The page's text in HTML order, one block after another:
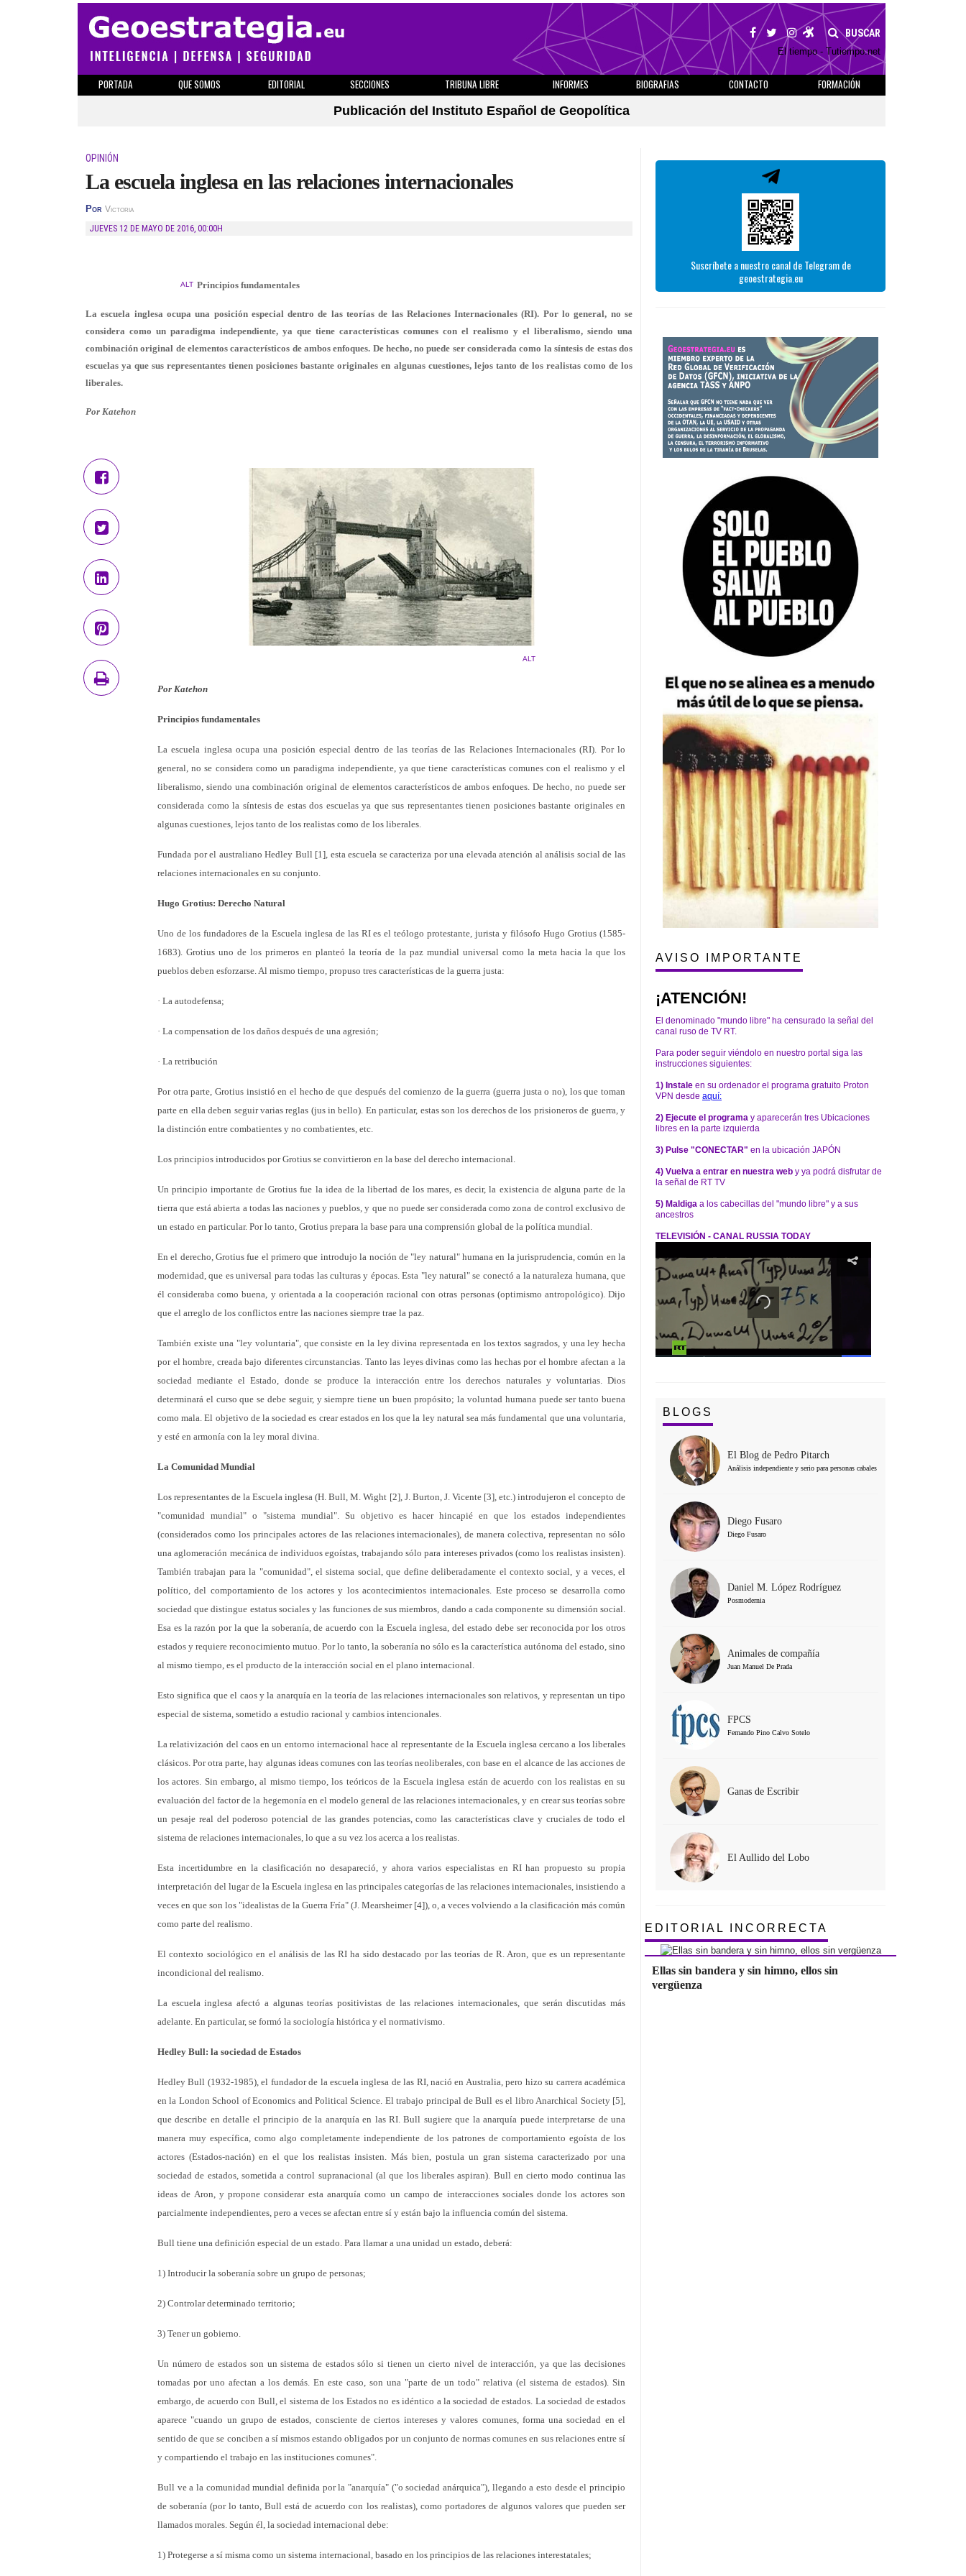
BUSCAR
El tiempo - Tutiempo.net
PORTADA QUE SOMOS EDITORIAL SECCIONES TRIBUNA LIBRE INFORMES BIOGRAFIAS CONTACTO
FORMACIÓN
Publicación del Instituto Español de Geopolítica
OPINIÓN
La escuela inglesa en las relaciones internacionales
Por Victoria
JUEVES 12 DE MAYO DE 2016, 00:00H
ALT Principios fundamentales
La escuela inglesa ocupa una posición especial dentro de las teorías de las Relaciones Internacionales (RI). Por lo general, no se
considera como un paradigma independiente, ya que tiene características comunes con el realismo y el liberalismo, siendo una
combinación original de elementos característicos de ambos enfoques. De hecho, no puede ser considerada como la síntesis de estas dos
escuelas ya que sus representantes tienen posiciones bastante originales en algunas cuestiones, lejos tanto de los realistas como de los
liberales.
Por Katehon
ALT
Por Katehon
Principios fundamentales
La escuela inglesa ocupa una posición especial dentro de las teorías de las Relaciones Internacionales (RI). Por lo
general, no se considera como un paradigma independiente, ya que tiene características comunes con el realismo y el
liberalismo, siendo una combinación original de elementos característicos de ambos enfoques. De hecho, no puede ser
considerada como la síntesis de estas dos escuelas ya que sus representantes tienen posiciones bastante originales en
algunas cuestiones, lejos tanto de los realistas como de los liberales.
Fundada por el australiano Hedley Bull [1], esta escuela se caracteriza por una elevada atención al análisis social de las
relaciones internacionales en su conjunto.
Hugo Grotius: Derecho Natural
Uno de los fundadores de la Escuela inglesa de las RI es el teólogo protestante, jurista y filósofo Hugo Grotius (1585-
1683). Grotius uno de los primeros en planteó la teoría de la paz mundial universal como la meta hacia la que los
pueblos deben esforzarse. Al mismo tiempo, propuso tres características de la guerra justa:
· La autodefensa;
· La compensation de los daños después de una agresión;
· La retribución
Por otra parte, Grotius insistió en el hecho de que después del comienzo de la guerra (guerra justa o no), los que toman
parte en ella deben seguir varias reglas (jus in bello). En particular, estas son los derechos de los prisioneros de guerra, y
la distinción entre combatientes y no combatientes, etc.
Los principios introducidos por Grotius se convirtieron en la base del derecho internacional.
Un principio importante de Grotius fue la idea de la libertad de los mares, es decir, la existencia de alguna parte de la
tierra que está abierta a todas las naciones y pueblos, y que no puede ser considerada como zona de control exclusivo de
un estado en particular. Por lo tanto, Grotius prepara la base para una comprensión global de la política mundial.
En el derecho, Grotius fue el primero que introdujo la noción de "ley natural" humana en la jurisprudencia, común en la
modernidad, que es universal para todas las culturas y épocas. Esta "ley natural" se conectó a la naturaleza humana, que
él consideraba como buena, y orientada a la cooperación racional con otras personas (optimismo antropológico). Dijo
que el arreglo de los conflictos entre las naciones siempre trae la paz.
También existe una "ley voluntaria", que consiste en la ley divina representada en los textos sagrados, y una ley hecha
por el hombre, creada bajo diferentes circunstancias. Tanto las leyes divinas como las hechas por el hombre afectan a la
sociedad mediante el Estado, donde se produce la interacción entre los derechos naturales y voluntarias. Dios
determinará el curso que se debe seguir, y siempre tiene un buen propósito; la voluntad humana puede ser tanto buena
como mala. El objetivo de la sociedad es crear estados en los que la ley natural sea más fundamental que una voluntaria,
y esté en armonía con la ley moral divina.
La Comunidad Mundial
Los representantes de la Escuela inglesa (H. Bull, M. Wight [2], J. Burton, J. Vicente [3], etc.) introdujeron el concepto de
"comunidad mundial" o "sistema mundial". Su objetivo es hacer hincapié en que los estados independientes
(considerados como los principales actores de las relaciones internacionales), de manera colectiva, representan no sólo
una aglomeración mecánica de individuos egoístas, trabajando sólo para intereses privados (como los realistas insisten).
También trabajan para la "comunidad", el sistema social, que define deliberadamente el contexto social, y a veces, el
político, del comportamiento de los actores y los acontecimientos internacionales. Este proceso se desarrolla como
sociedad que distingue estatus sociales y las funciones de sus miembros, dando a cada componente su dimensión social.
Esa es la razón por la que la soberanía, de acuerdo con la Escuela inglesa, del estado debe ser reconocida por los otros
estados y requiere reconocimiento mutuo. Por lo tanto, la soberanía no sólo es la característica autónoma del estado, sino
al mismo tiempo, es el producto de la interacción social en el plano internacional.
Esto significa que el caos y la anarquía en la teoría de las relaciones internacionales son relativos, y representan un tipo
especial de sistema, sometido a estudio racional y cambios intencionales.
La relativización del caos en un entorno internacional hace al representante de la Escuela inglesa cercano a los liberales
clásicos. Por otra parte, hay algunas ideas comunes con las teorías neoliberales, con base en el alcance de las acciones de
los actores. Sin embargo, al mismo tiempo, los teóricos de la Escuela inglesa están de acuerdo con los realistas en su
evaluación del factor de la hegemonía en el modelo general de las relaciones internacionales, y en crear sus teorías sobre
un pesaje real del poderoso potencial de las grandes potencias, como las características clave y cruciales de todo el
sistema de relaciones internacionales, lo que a su vez los acerca a los realistas.
Esta incertidumbre en la clasificación no desapareció, y ahora varios especialistas en RI han propuesto su propia
interpretación del lugar de la Escuela inglesa en las principales categorías de las relaciones internacionales, insistiendo a
veces en que son los "idealistas de la Guerra Fría" (J. Mearsheimer [4]), o, a veces volviendo a la clasificación más común
como parte del realismo.
El contexto sociológico en el análisis de las RI ha sido destacado por las teorías de R. Aron, que es un representante
incondicional del realismo.
La escuela inglesa afectó a algunas teorías positivistas de las relaciones internacionales, que serán discutidas más
adelante. En particular, se formó la sociología histórica y el normativismo.
Hedley Bull: la sociedad de Estados
Hedley Bull (1932-1985), el fundador de la escuela inglesa de las RI, nació en Australia, pero hizo su carrera académica
en la London School of Economics and Political Science. El trabajo principal de Bull es el libro Anarchical Society [5],
que describe en detalle el principio de la anarquía en las RI. Bull sugiere que la anarquía puede interpretarse de una
manera muy específica, como algo completamente independiente de los patrones de comportamiento egoísta de los
actores (Estados-nación) en el que los realistas insisten. Más bien, postula un gran sistema caracterizado por una
sociedad de estados, sometida a control supranacional (al que los liberales aspiran). Bull en cierto modo continua las
ideas de Aron, y propone considerar esta anarquía como un campo de interacciones sociales donde los actores son
parcialmente independientes, pero a veces se afectan entre sí y están bajo la influencia común del sistema.
Bull tiene una definición especial de un estado. Para llamar a una unidad un estado, deberá:
1) Introducir la soberanía sobre un grupo de personas;
2) Controlar determinado territorio;
3) Tener un gobierno.
Un número de estados son un sistema de estados sólo si tienen un cierto nivel de interacción, ya que las decisiones
tomadas por uno afectan a los demás. En este caso, son una "parte de un todo" relativa (el sistema de estados). Sin
embargo, de acuerdo con Bull, el sistema de los Estados no es idéntico a la sociedad de estados. La sociedad de estados
aparece "cuando un grupo de estados, consciente de ciertos intereses y valores comunes, forma una sociedad en el
sentido de que se conciben a sí mismos estando obligados por un conjunto de normas comunes en sus relaciones entre sí
y compartiendo el trabajo en las instituciones comunes".
Bull ve a la comunidad mundial definida por la "anarquía" ("o sociedad anárquica"), llegando a esto desde el principio
de soberanía (por lo tanto, Bull está de acuerdo con los realistas), como portadores de algunos valores que pueden ser
llamados morales. Según él, la sociedad internacional debe:
1) Protegerse a sí misma como un sistema internacional, basado en los principios de las relaciones interestatales;
Suscríbete a nuestro canal de Telegram de
geoestrategia.eu
AVISO IMPORTANTE
¡ATENCIÓN!
El denominado "mundo libre" ha censurado la señal del
canal ruso de TV RT.
Para poder seguir viéndolo en nuestro portal siga las
instrucciones siguientes:
1) Instale en su ordenador el programa gratuito Proton
VPN desde aquí:
2) Ejecute el programa y aparecerán tres Ubicaciones
libres en la parte izquierda
3) Pulse "CONECTAR" en la ubicación JAPÓN
4) Vuelva a entrar en nuestra web y ya podrá disfrutar de
la señal de RT TV
5) Maldiga a los cabecillas del "mundo libre" y a sus
ancestros
TELEVISIÓN - CANAL RUSSIA TODAY
BLOGS
El Blog de Pedro Pitarch
Análisis independiente y serio para personas cabales
Diego Fusaro
Diego Fusaro
Daniel M. López Rodríguez
Posmodernia
Animales de compañía
Juan Manuel De Prada
FPCS
Fernando Pino Calvo Sotelo
Ganas de Escribir
El Aullido del Lobo
EDITORIAL INCORRECTA
Ellas sin bandera y sin himno, ellos sin
vergüenza